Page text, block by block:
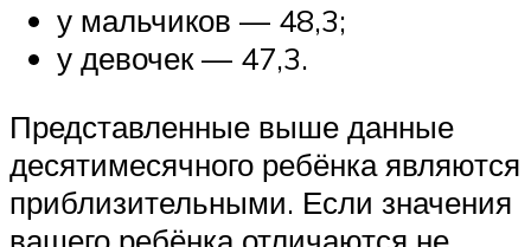
у мальчиков — 48,3;
у девочек — 47,3.
Представленные выше данные
десятимесячного ребёнка являются
приблизительными. Если значения